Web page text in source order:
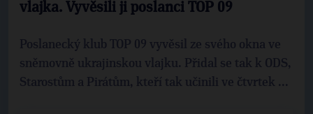
vlajka. Vyvěsili ji poslanci TOP 09
Poslanecký klub TOP 09 vyvěsil ze svého okna ve
sněmovně ukrajinskou vlajku. Přidal se tak k ODS,
Starostům a Pirátům, kteří tak učinili ve čtvrtek ...